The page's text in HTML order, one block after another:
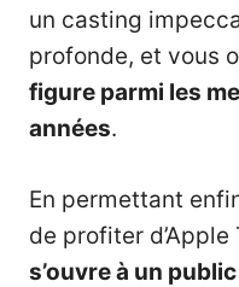
un casting
profonde, et vous
figure parmi les
années.
En permettant
de profiter d’Apple
s’ouvre à un